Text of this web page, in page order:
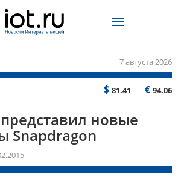
7 августа 2026
$ 81.41 € 94.06
новые
Snapdragon